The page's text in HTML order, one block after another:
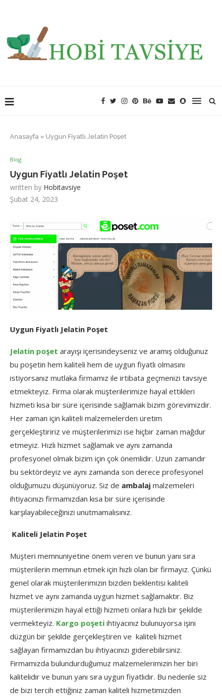
Anasayfa » Uygun Fiyatlı Jelatin Poşet
Blog
Uygun Fiyatlı Jelatin Poşet
written by Hobitavsiye
Şubat 24, 2023
Uygun Fiyatlı Jelatin Poşet
Jelatin poşet arayışı içerisindeyseniz ve aramış olduğunuz
bu poşetin hem kaliteli hem de uygun fiyatlı olmasını
istiyorsanız mutlaka firmamız ile irtibata geçmenizi tavsiye
etmekteyiz. Firma olarak müşterilerimize hayal ettikleri
hizmeti kısa bir süre içerisinde sağlamak bizim görevimizdir.
Her zaman için kaliteli malzemelerden üretim
gerçekleştiririz ve müşterilerimizi ise hiçbir zaman mağdur
etmeyiz. Hızlı hizmet sağlamak ve aynı zamanda
profesyonel olmak bizim için çok önemlidir. Uzun zamandır
bu sektördeyiz ve aynı zamanda son derece profesyonel
olduğumuzu düşünüyoruz. Siz de ambalaj malzemeleri
ihtiyacınızı firmamızdan kısa bir süre içerisinde
karşılayabileceğinizi unutmamalısınız.
Kaliteli Jelatin Poşet
Müşteri memnuniyetine önem veren ve bunun yanı sıra
müşterilerin memnun etmek için hızlı olan bir firmayız. Çünkü
genel olarak müşterilerimizin bizden beklentisi kaliteli
hizmet ve aynı zamanda uygun hizmet sağlamaktır. Biz
müşterilerimizin hayal ettiği hizmeti onlara hızlı bir şekilde
vermekteyiz. Kargo poşeti ihtiyacınız bulunuyorsa işini
düzgün bir şekilde gerçekleştiren ve kaliteli hizmet
sağlayan firmamızdan bu ihtiyacınızı giderebilirsiniz.
Firmamızda bulundurduğumuz malzemelerimizin her biri
kalitelidir ve bunun yanı sıra uygun fiyatlıdır. Bu nedenle siz
de bizi tercih ettiğiniz zaman kaliteli hizmetimizden